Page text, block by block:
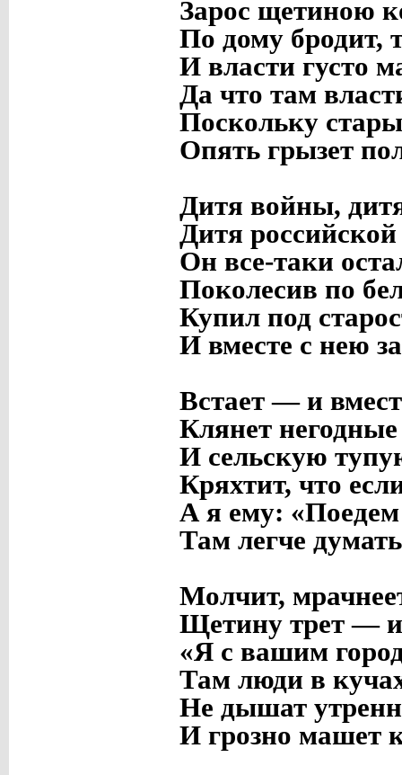
Зарос щетиною
По дому бродит,
И власти густо
Да что там
Поскольку
Опять грызет
Дитя войны,
Дитя российской
Он все-таки
Поколесив по
Купил под
И вместе с нею
Встает — и
Клянет
И сельскую
Кряхтит, что
А я ему: «Поедем
Там легче
Молчит,
Щетину трет — и
«Я с вашим
Там люди в
Не дышат
И грозно машет